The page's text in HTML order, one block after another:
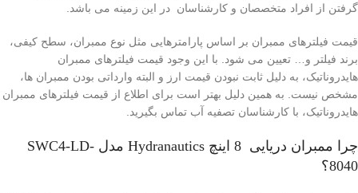
گرفتن از افراد متخصصان و کارشناسان در این زمینه می باشد.
قیمت فیلترهای ممبران بر اساس پارامترهایی مثل نوع ممبران، سطح کیفی،
برند فیلتر و… تعیین می شود. با این وجود قیمت فیلترهای ممبران
هایدروناتیک، به دلیل ثابت نبودن قیمت ارز و البته وارداتی بودن ممبران ها،
مشخص نیست. به همین دلیل بهتر است برای اطلاع از قیمت فیلترهای ممبران
هایدروناتیک، با کارشناسان تصفیه آب تماس بگیرید.
چرا ممبران دریایی 8 اینچ Hydranautics مدل SWC4-LD-
8040؟